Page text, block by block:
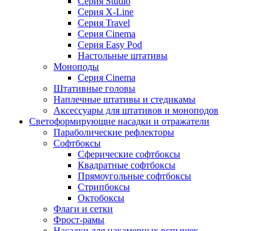
Серия X-Line
Серия Travel
Серия Cinema
Серия Easy Pod
Настольные штативы
Моноподы
Серия Cinema
Штативные головы
Наплечные штативы и стедикамы
Аксессуары для штативов и моноподов
Светоформирующие насадки и отражатели
Параболические рефлекторы
Софтбоксы
Сферические софтбоксы
Квадратные софтбоксы
Прямоугольные софтбоксы
Стрипбоксы
Октобоксы
Флаги и сетки
Фрост-рамы